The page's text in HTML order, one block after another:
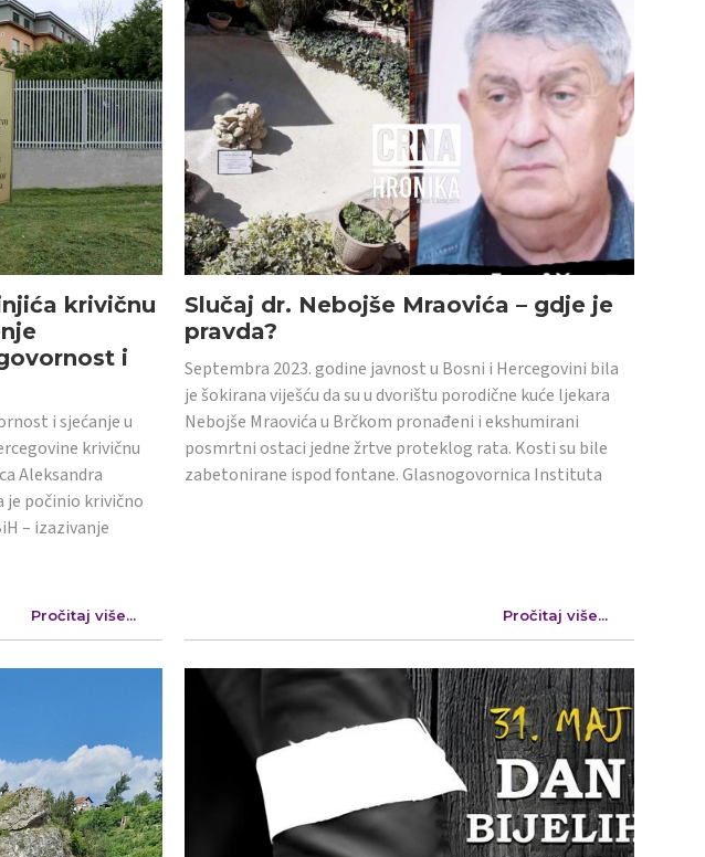
krivičnu
i
i sjećanje u
krivičnu
Aleksandra
je počinio krivično
– izazivanje
Pročitaj više...
Slučaj dr. Nebojše Mraovića – gdje je
pravda?
Septembra 2023. godine javnost u Bosni i Hercegovini bila
je šokirana viješću da su u dvorištu porodične kuće ljekara
Nebojše Mraovića u Brčkom pronađeni i ekshumirani
posmrtni ostaci jedne žrtve proteklog rata. Kosti su bile
zabetonirane ispod fontane. Glasnogovornica Instituta
Pročitaj više...